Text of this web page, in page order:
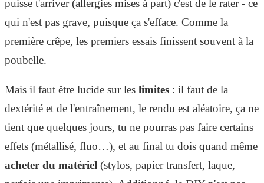
puisse t'arriver (allergies mises à part) c'est de le rater - ce
qui n'est pas grave, puisque ça s'efface. Comme la
première crêpe, les premiers essais finissent souvent à la
poubelle.
Mais il faut être lucide sur les limites : il faut de la
dextérité et de l'entraînement, le rendu est aléatoire, ça ne
tient que quelques jours, tu ne pourras pas faire certains
effets (métallisé, fluo…), et au final tu dois quand même
acheter du matériel (stylos, papier transfert, laque,